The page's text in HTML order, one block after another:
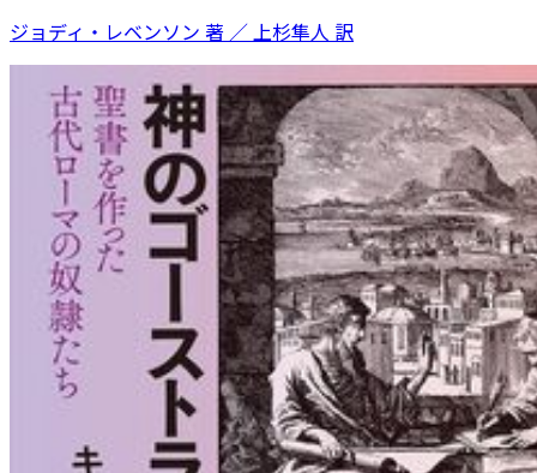
ジョディ・レベンソン 著 ／ 上杉隼人 訳